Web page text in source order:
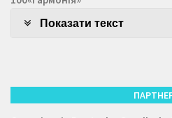
Показати текст